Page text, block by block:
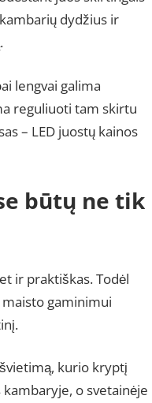
dydžius ir
lengvai galima
reguliuoti tam skirtu
– LED juostų kainos
būtų ne tik
ir praktiškas. Todėl
gaminimui
kurio kryptį
o svetainėje